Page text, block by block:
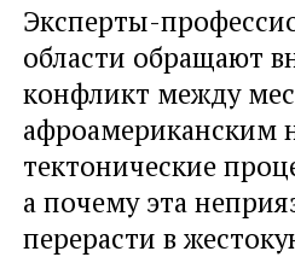
Эксперты-
области обращают
конфликт между
афроамериканским
тектонические
а почему эта
перерасти в